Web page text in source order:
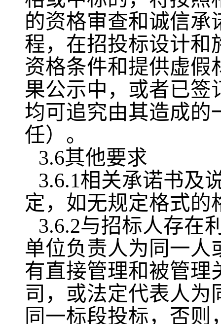
的资格审查和诚信承
程，在招投标设计和
资格条件和提供虚假
果公示中，或者已签
均可追究由其造成的
任）。
3.6其他要求
3.6.1相关承诺书及
定，如无规定格式的
3.6.2与招标人存在
单位负责人为同一人
有直接管理和被管理
司，或法定代表人为
同一标段投标，否